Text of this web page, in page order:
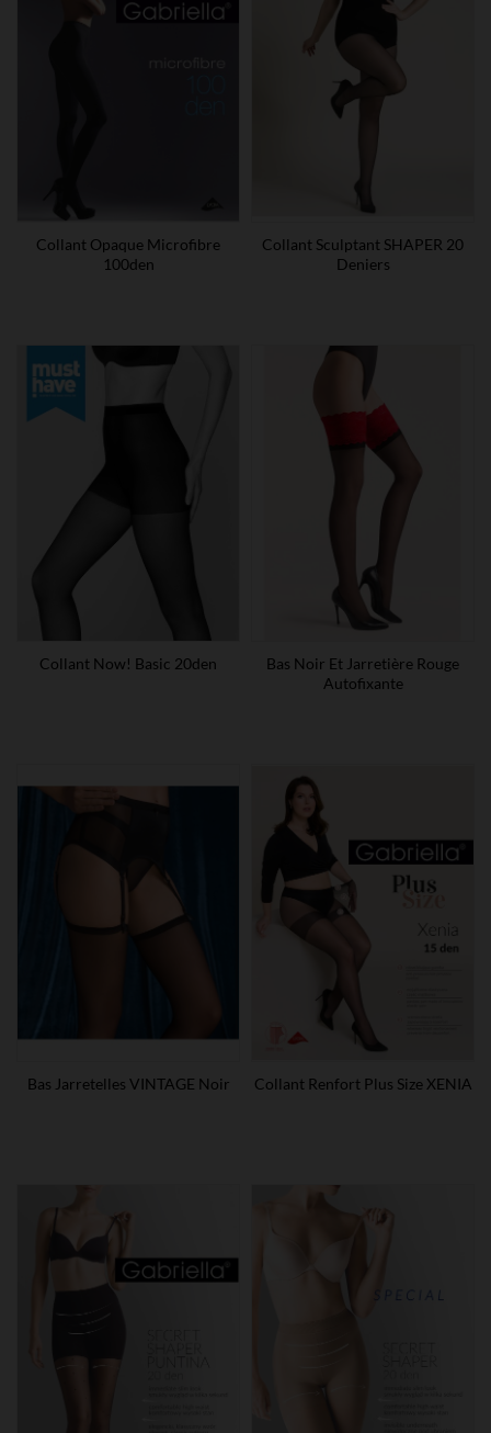
Collant Opaque Microfibre
100den
Collant Sculptant SHAPER 20
Deniers
Collant Now! Basic 20den
Bas Noir Et Jarretière Rouge
Autofixante
Bas Jarretelles VINTAGE Noir Collant Renfort Plus Size XENIA